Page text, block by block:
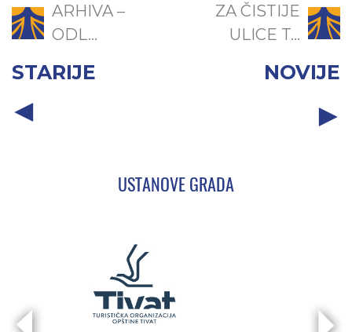
ARHIVA –
ODL...
STARIJE
ZA ČISTIJE
ULICE T...
NOVIJE
USTANOVE GRADA